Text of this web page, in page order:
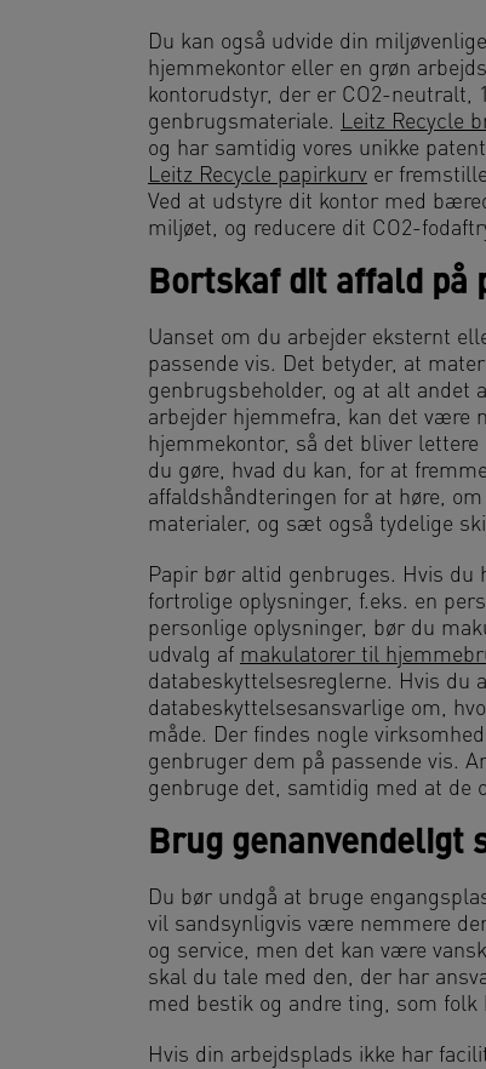
Du kan også udvide din
hjemmekontor eller en grøn
kontorudstyr, der er CO2-neutralt,
genbrugsmateriale. Leitz Recycle
og har samtidig vores unikke
Leitz Recycle papirkurv er
Ved at udstyre dit kontor med
miljøet, og reducere dit CO2-
Bortskaf dit affald på
Uanset om du arbejder eksternt
passende vis. Det betyder, at
genbrugsbeholder, og at alt andet
arbejder hjemmefra, kan det være
hjemmekontor, så det bliver
du gøre, hvad du kan, for at
affaldshåndteringen for at høre,
materialer, og sæt også tydelige
Papir bør altid genbruges. Hvis
fortrolige oplysninger, f.eks. en
personlige oplysninger, bør du
udvalg af makulatorer til
databeskyttelsesreglerne. Hvis du
databeskyttelsesansvarlige om,
måde. Der findes nogle
genbruger dem på passende vis.
genbruge det, samtidig med at de
Brug genanvendeligt
Du bør undgå at bruge
vil sandsynligvis være nemmere
og service, men det kan være
skal du tale med den, der har
med bestik og andre ting, som
Hvis din arbejdsplads ikke har